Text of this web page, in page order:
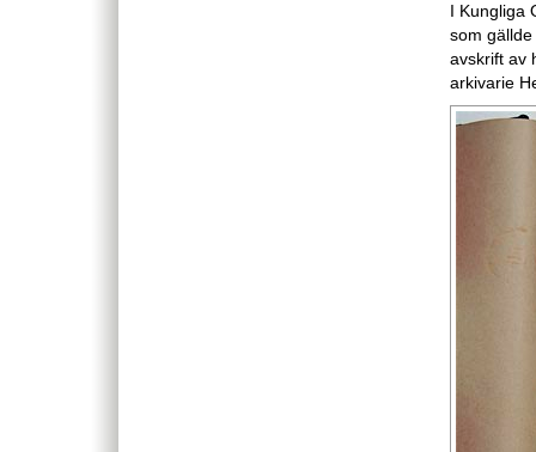
I Kungliga
som
avskrift av
arkivarie